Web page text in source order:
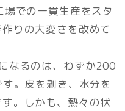
での一貫生産をスタ
りの大変さを改めて
なるのは、わずか200
。皮を剥き、水分を
。しかも、熱々の状